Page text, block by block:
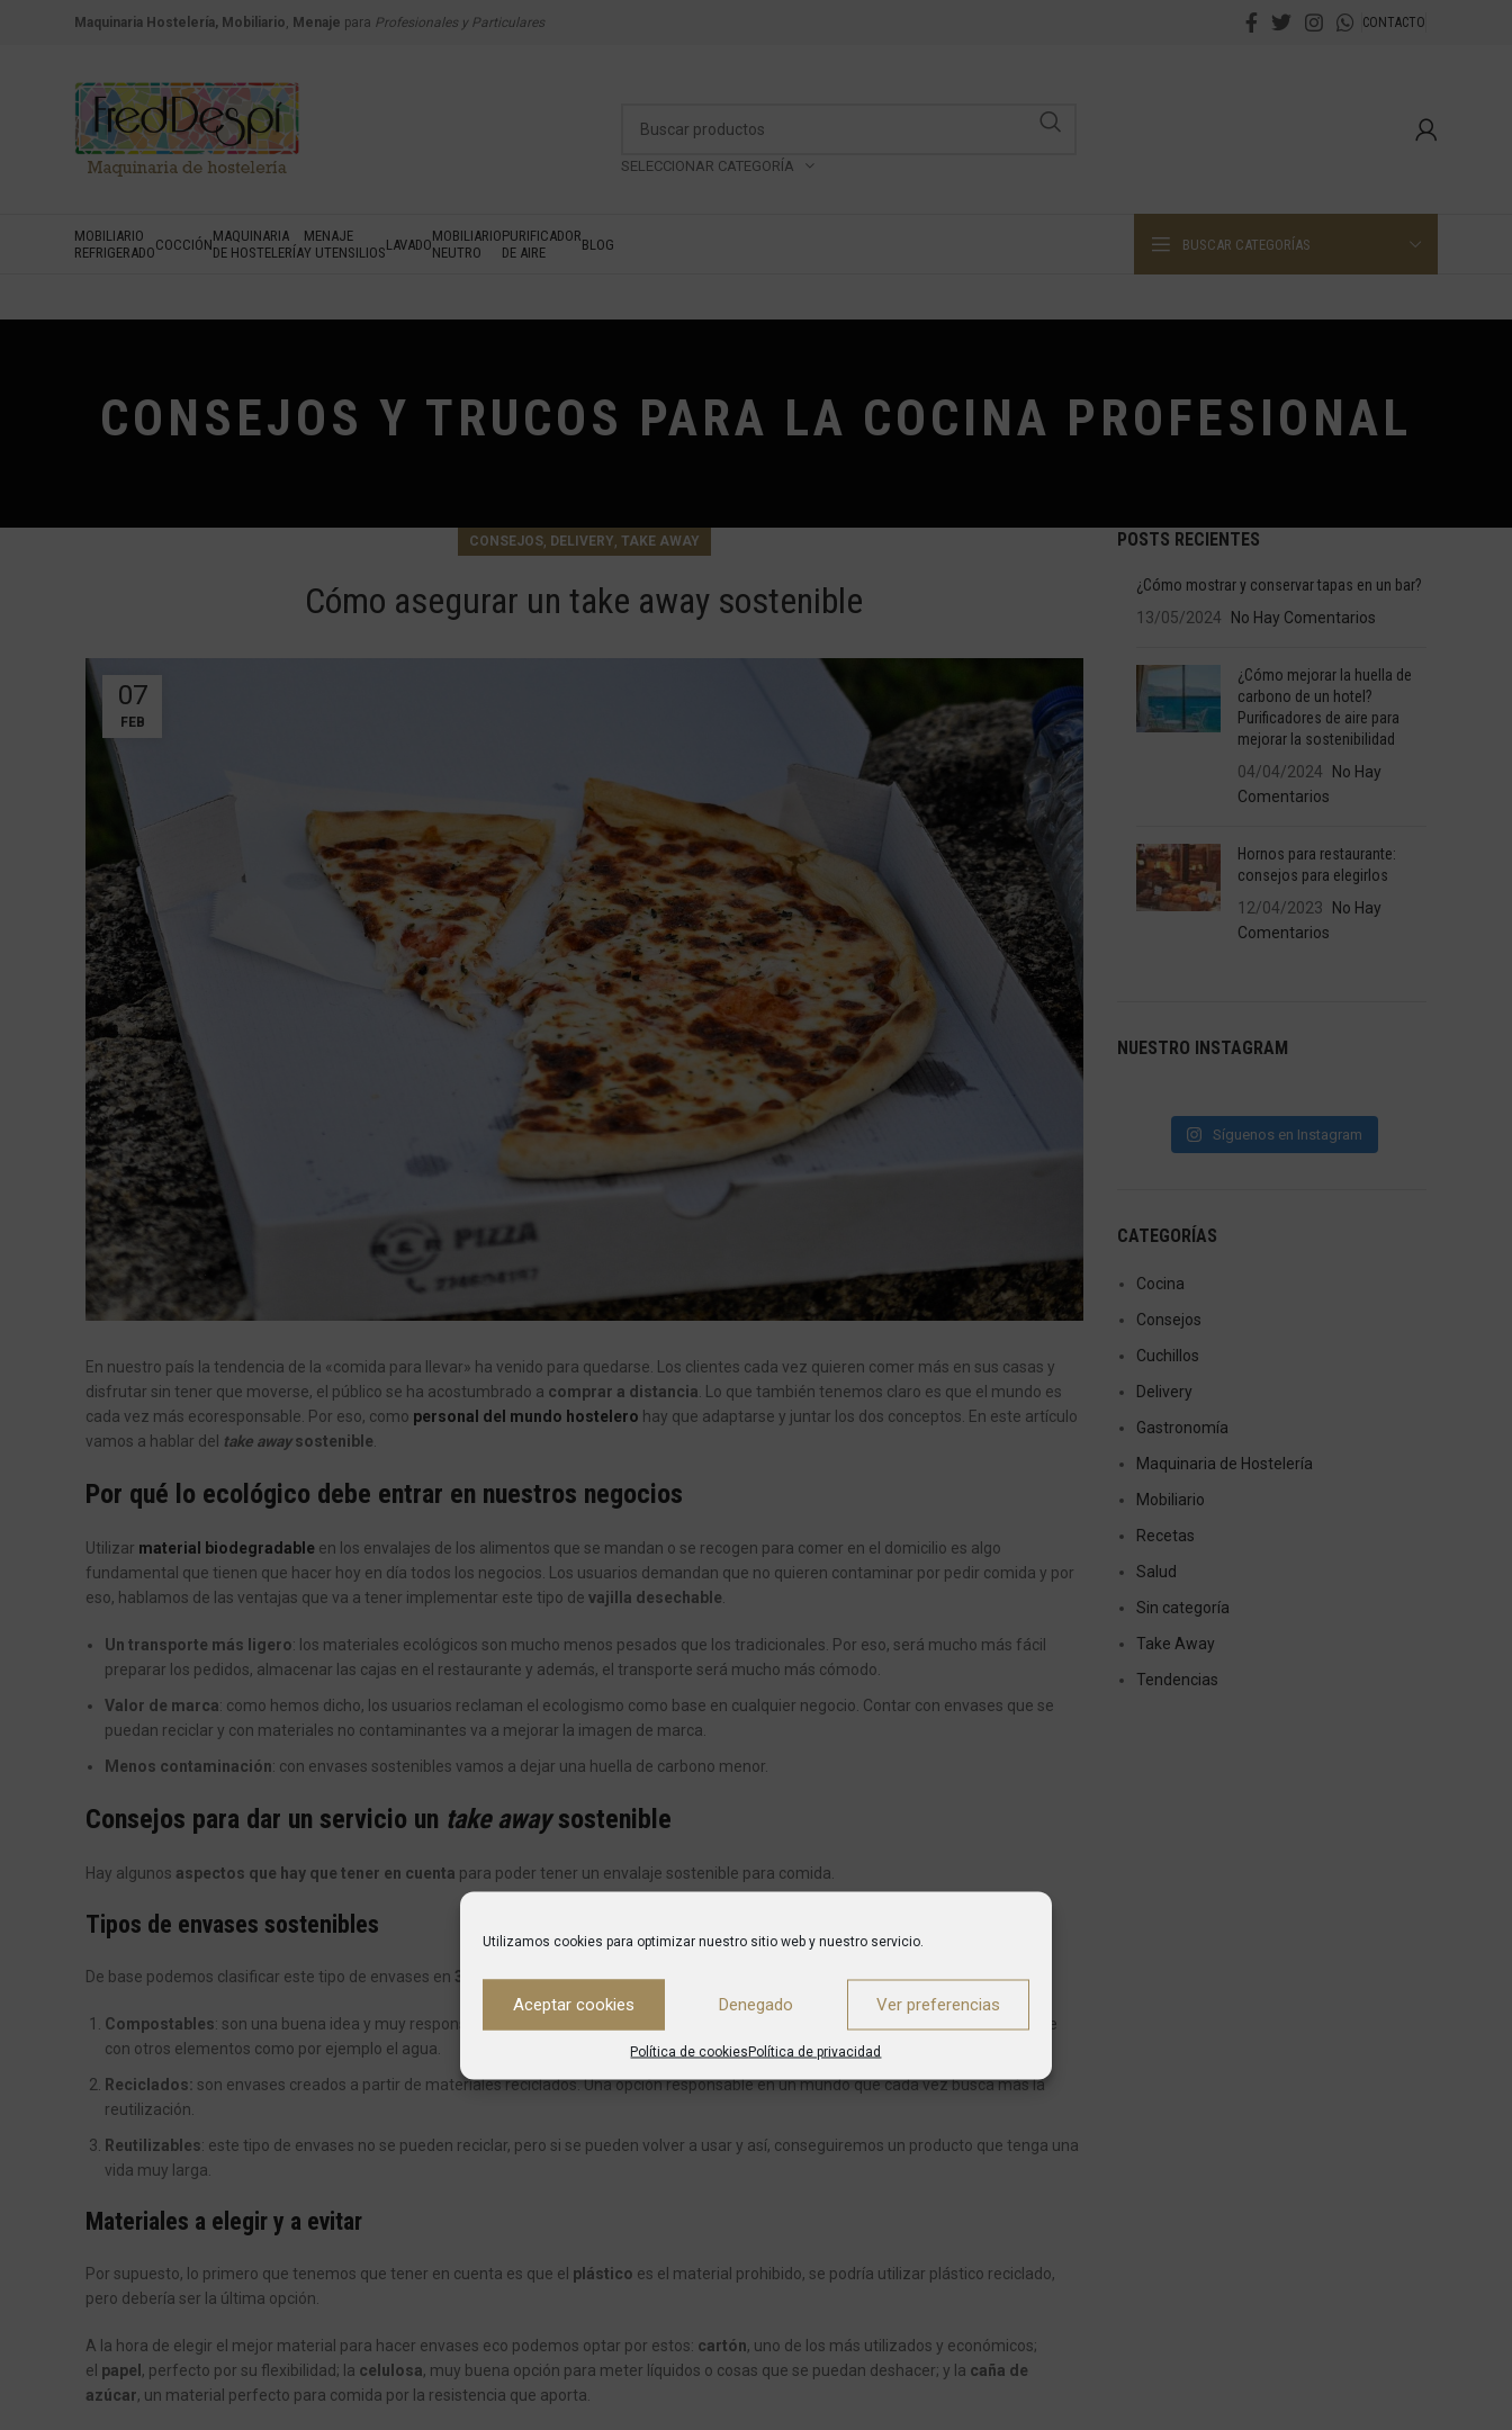
Utilizamos cookies para optimizar nuestro sitio web y nuestro servicio.
Aceptar cookies Denegado Ver preferencias
Política de cookiesPolítica de privacidad
Maquinaria Hostelería, Mobiliario, Menaje para Profesionales y Particulares CONTACTO
SELECCIONAR CATEGORÍA
MOBILIARIO
REFRIGERADOCOCCIÓNMAQUINARIA
DE HOSTELERÍA
MENAJE
Y UTENSILIOSLAVADOMOBILIARIO
NEUTRO
PURIFICADOR
DE AIRE
BLOG BUSCAR CATEGORÍAS
CONSEJOS Y TRUCOS PARA LA COCINA PROFESIONAL
CONSEJOS, DELIVERY, TAKE AWAY
Cómo asegurar un take away sostenible
07
FEB
En nuestro país la tendencia de la «comida para llevar» ha venido para quedarse. Los clientes cada vez quieren comer más en sus casas y
disfrutar sin tener que moverse, el público se ha acostumbrado a comprar a distancia . Lo que también tenemos claro es que el mundo es
cada vez más ecoresponsable. Por eso, como personal del mundo hostelero hay que adaptarse y juntar los dos conceptos. En este artículo
vamos a hablar del take awaysostenible
Por qué lo ecológico debe entrar en nuestros negocios
Utilizar material biodegradable en los envalajes de los alimentos que se mandan o se recogen para comer en el domicilio es algo
fundamental que tienen que hacer hoy en día todos los negocios. Los usuarios demandan que no quieren contaminar por pedir comida y por
eso, hablamos de las ventajas que va a tener implementar este tipo de vajilla desechable
Un transporte más ligero: los materiales ecológicos son mucho menos pesados que los tradicionales. Por eso, será mucho más fácil
preparar los pedidos, almacenar las cajas en el restaurante y además, el transporte será mucho más cómodo.
Valor de marca: como hemos dicho, los usuarios reclaman el ecologismo como base en cualquier negocio. Contar con envases que se
puedan reciclar y con materiales no contaminantes va a mejorar la imagen de marca.
Menos contaminación: con envases sostenibles vamos a dejar una huella de carbono menor.
Consejos para dar un servicio un take awaysostenible
Hay algunos aspectos que hay que tener en cuenta para poder tener un envalaje sostenible para comida.
Tipos de envases sostenibles
De base podemos clasificar este tipo de envases en 3 tipos:
Compostables: son una buena idea y muy responsable. Son un tipo de envases que una vez utilizados se pueden degradar fácilmente
con otros elementos como por ejemplo el agua.
Reciclados: son envases creados a partir de materiales reciclados. Una opción responsable en un mundo que cada vez busca más la
reutilización.
Reutilizables: este tipo de envases no se pueden reciclar, pero si se pueden volver a usar y así, conseguiremos un producto que tenga una
vida muy larga.
Materiales a elegir y a evitar
Por supuesto, lo primero que tenemos que tener en cuenta es que el plástico es el material prohibido, se podría utilizar plástico reciclado,
pero debería ser la última opción.
A la hora de elegir el mejor material para hacer envases eco podemos optar por estos: cartón, uno de los más utilizados y económicos;
el papel , perfecto por su flexibilidad; la celulosa, muy buena opción para meter líquidos o cosas que se puedan deshacer; y la caña de
azúcar, un material perfecto para comida por la resistencia que aporta.
POSTS RECIENTES
¿Cómo mostrar y conservar tapas en un bar?
13/05/2024
No Hay Comentarios
¿Cómo mejorar la huella de
carbono de un hotel?
Purificadores de aire para
mejorar la sostenibilidad
04/04/2024
No Hay
Comentarios
Hornos para restaurante:
consejos para elegirlos
12/04/2023
No Hay
Comentarios
NUESTRO INSTAGRAM
Síguenos en Instagram
CATEGORÍAS
Cocina
Consejos
Cuchillos
Delivery
Gastronomía
Maquinaria de Hostelería
Mobiliario
Recetas
Salud
Sin categoría
Take Away
Tendencias